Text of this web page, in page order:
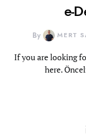
e-
By MERT
If you are looking
here.